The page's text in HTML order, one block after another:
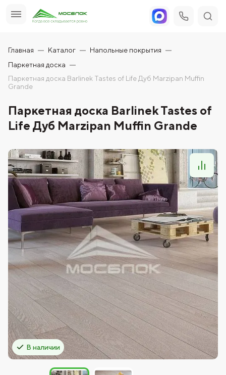
Главная Каталог
Напольные покрытия
Паркетная доска
Паркетная доска Barlinek Tastes of Life Дуб Marzipan Muffin
Grande
Паркетная доска Barlinek Tastes of
Life Дуб Marzipan Muffin Grande
В наличии